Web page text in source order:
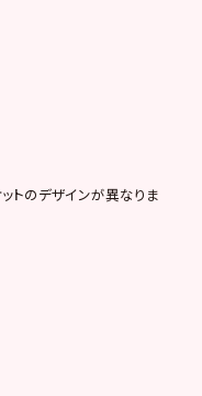
トのデザインが異なりま